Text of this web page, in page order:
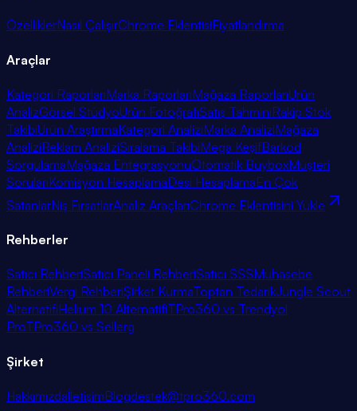
ÖzelliklerNasıl ÇalışırChrome EklentisiFiyatlandırma
Araçlar
Kategori RaporlarıMarka RaporlarıMağaza RaporlarıÜrün
AnalizGörsel StüdyoÜrün FotoğrafıSatış TahminiRakip Stok
TakibiÜrün AraştırmaKategori AnaliziMarka AnaliziMağaza
AnaliziReklam AnaliziSıralama TakibiMega KeşifBarkod
SorgulamaMağaza EntegrasyonuOtomatik BuyboxMüşteri
SorularıKomisyon HesaplamaDesi HesaplamaEn Çok
SatanlarNiş FırsatlarAnaliz AraçlarıChrome Eklentisini Yükle
Rehberler
Satıcı RehberiSatıcı Paneli RehberiSatıcı SSSMuhasebe
RehberiVergi RehberiŞirket KurmaToptan TedarikJungle Scout
AlternatifiHelium 10 AlternatifiTPro360 vs Trendyol
ProTPro360 vs Sellerg
Şirket
HakkımızdaİletişimBlogdestek@tpro360.com